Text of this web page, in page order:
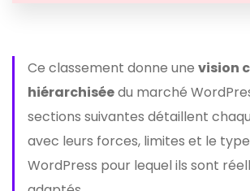
Ce classement donne une vision
hiérarchiséedu marché
sections suivantes détaillent
avec leurs forces, limites et le
WordPress pour lequel ils sont